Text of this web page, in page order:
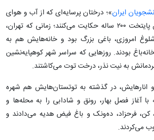
ایران»؛ درختان پرسایه‌ای که از آب و هوای
خوش گذشته‌های این پایتخت ۲۰۰ ساله حکایت می‌کنند؛ زمانی که تهران،
امروزی، باغی بزرگ بود و خانه‌هایش هم به
بودند. روزهایی که سراسر شهر کوهپایه‌نشین
مردمانش به نیت نذر، درخت توت می‌کاشتند.
و انارهایش، در گذشته به توتستان‌هایش هم شهره
با آغاز فصل بهار، رونق و شادابی را به محله‌ها و
کن، فرحزاد، ده‌ونک و باغ فیض هدیه می‌دادند و
می‌کردند.